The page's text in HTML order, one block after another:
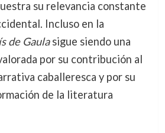
su relevancia constante
Incluso en la
de Gaulasigue siendo una
por su contribución al
caballeresca y por su
de la literatura